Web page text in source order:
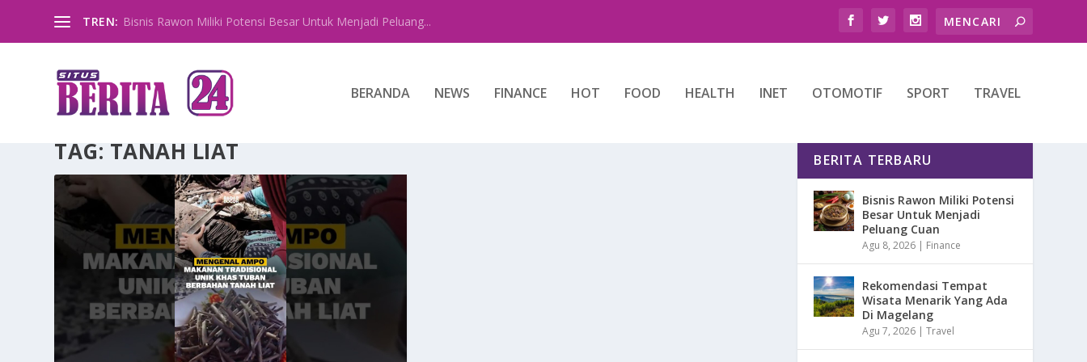
TREN: Bisnis Rawon Miliki Potensi Besar Untuk Menjadi Peluang...
BERANDA NEWS FINANCE HOT FOOD HEALTH INET OTOMOTIF SPORT TRAVEL
TAG: TANAH LIAT BERITA TERBARU
Bisnis Rawon Miliki Potensi
Besar Untuk Menjadi
Peluang Cuan
Agu 8, 2026 | Finance
Rekomendasi Tempat
Wisata Menarik Yang Ada
Di Magelang
Agu 7, 2026 |Travel